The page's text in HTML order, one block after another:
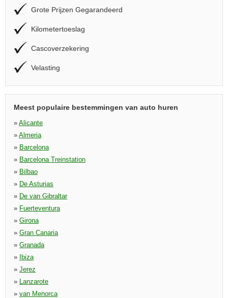
Grote Prijzen Gegarandeerd
Kilometertoeslag
Cascoverzekering
Velasting
Meest populaire bestemmingen van auto huren
» Alicante
» Almeria
» Barcelona
» Barcelona Treinstation
» Bilbao
» De Asturias
» De van Gibraltar
» Fuerteventura
» Girona
» Gran Canaria
» Granada
»
Ibiza
» Jerez
» Lanzarote
» van Menorca